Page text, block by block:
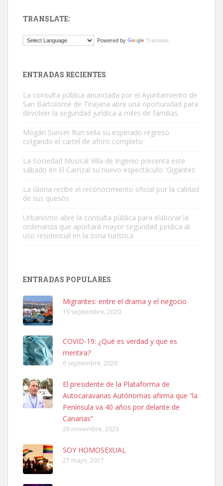
El ayuntamiento se va a llevar a Los Gatos callejeros de la zona los
Gato manso encontrado
Este gato macho ha aparecido en la calle hace menos de un mes,
es muy manso y extremadamente cari...
Leales.org » Gran Canaria
SHIBA PERDIDO AVDA JOSE MESA Y LOPEZ
PERRO MACHO RAZA SHIBA CON MICROCHIP PERDIDO HOY
06/07/2025 ZONA MESA Y LOPEZ. ES MUY ASUSTADIZO
Leales.org » Gran Canaria
6.7.2025
TRANSLATE:
Powered by Translate
ENTRADAS RECIENTES
La consulta pública anunciada por el Ayuntamiento de
San Bartolomé de Tirajana abre una oportunidad para
devolver la seguridad jurídica a miles de familias.
Mogán Sunset Run sella su esperado regreso
colgando el cartel de aforo completo
La Sociedad Musical Villa de Ingenio presenta este
sábado en El Carrizal su nuevo espectáculo: ‘Gigantes’
La Gloria recibe el reconocimiento oficial por la calidad
de sus quesos
Urbanismo abre la consulta pública para elaborar la
ordenanza que aportará mayor seguridad jurídica al
uso residencial en la zona turística
ENTRADAS POPULARES
Migrantes: entre el drama y el negocio
19 septiembre, 2020
COVID-19: ¿Qué es verdad y que es
mentira?
6 septiembre, 2020
El presidente de la Plataforma de
Autocaravanas Autónomas afirma que “la
Península va 40 años por delante de
Canarias”
26 noviembre, 2023
SOY HOMOSEXUAL
27 mayo, 2017